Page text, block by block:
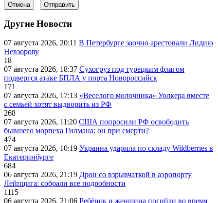
Отмена Отправить
Другие Новости
07 августа 2026, 20:11 В Петербурге заочно арестовали Лидию
Невзорову
18
07 августа 2026, 18:37 Сухогруз под турецким флагом
подвергся атаке БПЛА у порта Новороссийск
171
07 августа 2026, 17:13 «Веселого молочника» Уолкера вместе
с семьей хотят выдворить из РФ
268
07 августа 2026, 11:20 США попросили РФ освободить
бывшего морпеха Гилмана: он при смерти?
474
07 августа 2026, 10:19 Украина ударила по складу Wildberries в
Екатеринбурге
684
06 августа 2026, 21:19 Дрон со взрывчаткой в аэропорту
Лейпцига: собрали все подробности
1115
06 августа 2026, 21:06 Ребёнок и женщина погибли во время